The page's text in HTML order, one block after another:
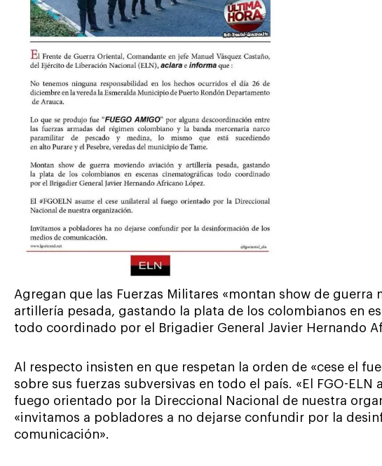
Agregan que las Fuerzas Militares «montan show de guerra
artillería pesada, gastando la plata de los colombianos en
todo coordinado por el Brigadier General Javier Hernando
Al respecto insisten en que respetan la orden de «cese el
sobre sus fuerzas subversivas en todo el país. «El FGO-ELN
fuego orientado por la Direccional Nacional de nuestra
«invitamos a pobladores a no dejarse confundir por la
comunicación».